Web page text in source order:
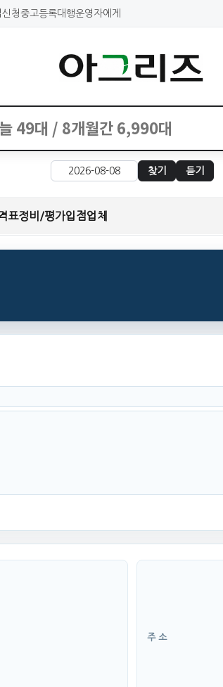
청중고등록대행운영자에게
찾기 듣기
표정비/평가입점업체
주 소